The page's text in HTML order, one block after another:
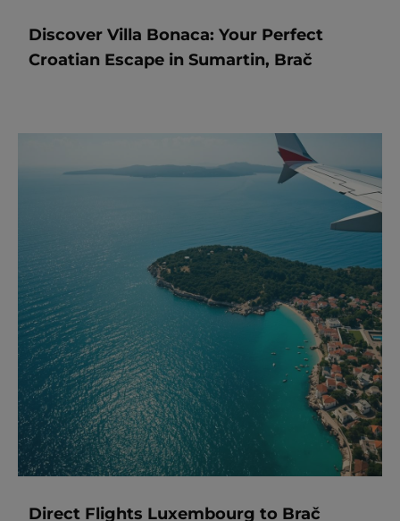
Discover Villa Bonaca: Your Perfect
Croatian Escape in Sumartin, Brač
Direct Flights Luxembourg to Brač